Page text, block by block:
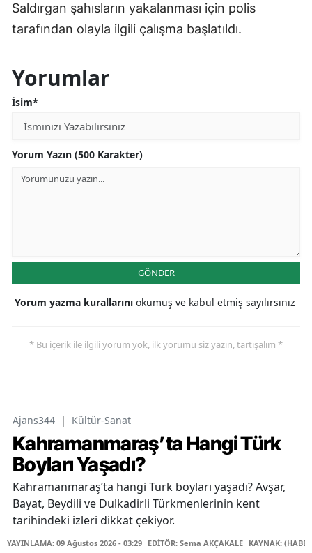
Saldırgan şahısların yakalanması için polis
tarafından olayla ilgili çalışma başlatıldı.
Yorumlar
İsim*
Yorum Yazın (500 Karakter)
GÖNDER
Yorum yazma kurallarını okumuş ve kabul etmiş sayılırsınız
* Bu içerik ile ilgili yorum yok, ilk yorumu siz yazın, tartışalım *
Ajans344 | Kültür-Sanat
Kahramanmaraş’ta Hangi Türk
Boyları Yaşadı?
Kahramanmaraş’ta hangi Türk boyları yaşadı? Avşar,
Bayat, Beydili ve Dulkadirli Türkmenlerinin kent
tarihindeki izleri dikkat çekiyor.
YAYINLAMA: 09 Ağustos 2026 - 03:29 EDİTÖR: Sema AKÇAKALE KAYNAK: